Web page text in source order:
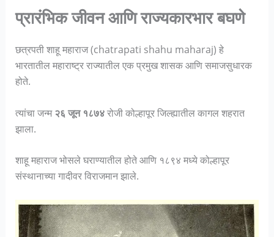
प्रारंभिक जीवन आणि राज्यकारभार बघणे
छत्रपती शाहू महाराज (chatrapati shahu maharaj) हे
भारतातील महाराष्ट्र राज्यातील एक प्रमुख शासक आणि समाजसुधारक
होते.
त्यांचा जन्म२६ जून १८७४रोजी कोल्हापूर जिल्ह्यातील कागल शहरात
झाला.
शाहू महाराज भोसले घराण्यातील होते आणि १८९४ मध्ये कोल्हापूर
संस्थानाच्या गादीवर विराजमान झाले.